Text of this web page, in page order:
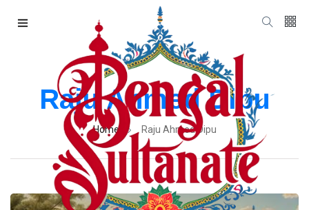
Raju Ahmed Dipu
Home Raju Ahmed Dipu